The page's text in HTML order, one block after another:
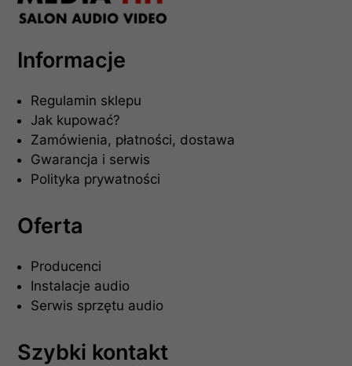
Informacje
Regulamin sklepu
Jak kupować?
Zamówienia, płatności, dostawa
Gwarancja i serwis
Polityka prywatności
Oferta
Producenci
Instalacje audio
Serwis sprzętu audio
Szybki kontakt